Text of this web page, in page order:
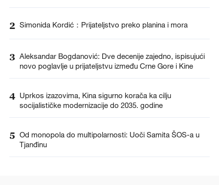
2 Simonida Kordić：Prijateljstvo preko planina i mora
3 Aleksandar Bogdanović: Dve decenije zajedno, ispisujući
novo poglavlje u prijateljstvu između Crne Gore i Kine
4 Uprkos izazovima, Kina sigurno korača ka cilju
socijalističke modernizacije do 2035. godine
5 Od monopola do multipolarnosti: Uoči Samita ŠOS-a u
Tjanđinu